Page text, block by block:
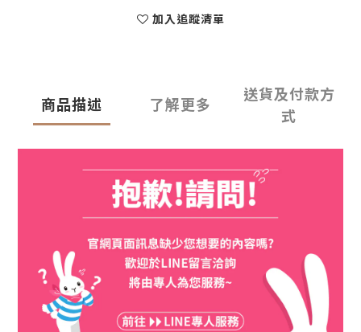
加入追蹤清單
商品描述 了解更多
送貨及付款方
式